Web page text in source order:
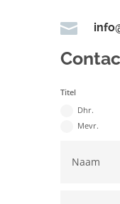

Titel
Dhr.
Mevr.